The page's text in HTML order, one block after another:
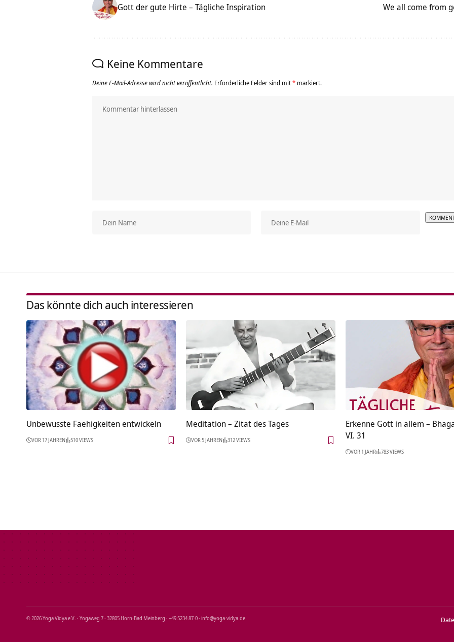
Gott der gute Hirte – Tägliche Inspiration We all come from
Keine Kommentare
Deine E-Mail-Adresse wird nicht veröffentlicht. Erforderliche Felder sind mit* markiert.
Das könnte dich auch interessieren
Unbewusste Faehigkeiten entwickeln
VOR 17 JAHREN 510 VIEWS
Meditation – Zitat des Tages
VOR 5 JAHREN 312 VIEWS
Erkenne Gott in allem –
VI. 31
VOR 1 JAHR 783 VIEWS
© 2026 Yoga Vidya e.V. · Yogaweg 7 · 32805 Horn‑Bad Meinberg · +49 5234 87‑0 · info@yoga‑vidya.de